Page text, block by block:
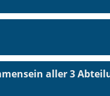
aller 3